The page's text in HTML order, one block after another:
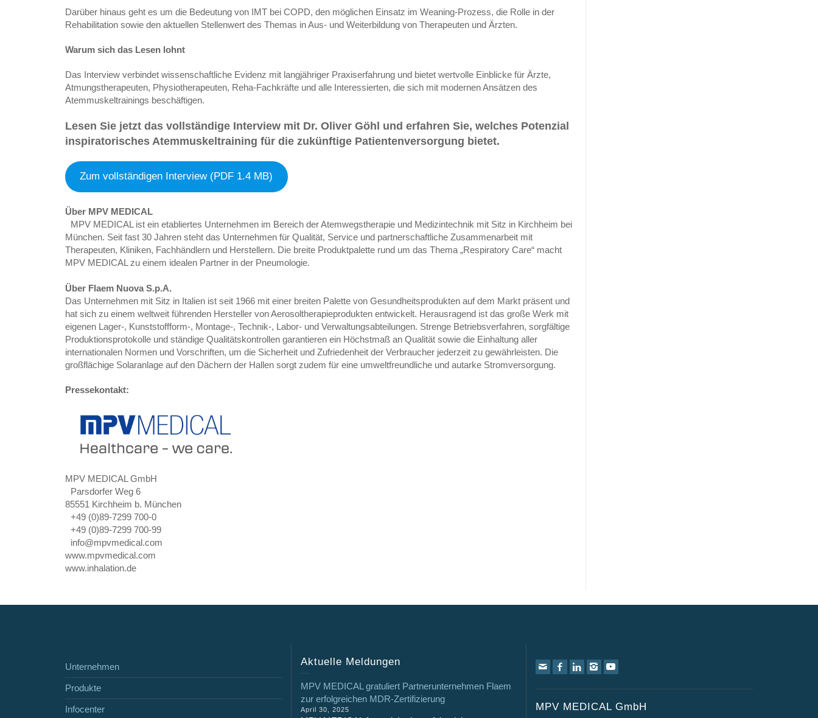
Darüber hinaus geht es um die Bedeutung von IMT bei COPD, den möglichen Einsatz im Weaning-Prozess, die Rolle in der
Rehabilitation sowie den aktuellen Stellenwert des Themas in Aus- und Weiterbildung von Therapeuten und Ärzten.
Warum sich das Lesen lohnt
Das Interview verbindet wissenschaftliche Evidenz mit langjähriger Praxiserfahrung und bietet wertvolle Einblicke für Ärzte,
Atmungstherapeuten, Physiotherapeuten, Reha-Fachkräfte und alle Interessierten, die sich mit modernen Ansätzen des
Atemmuskeltrainings beschäftigen.
Lesen Sie jetzt das vollständige Interview mit Dr. Oliver Göhl und erfahren Sie, welches Potenzial
inspiratorisches Atemmuskeltraining für die zukünftige Patientenversorgung bietet.
Zum vollständigen Interview (PDF 1.4 MB)
Über MPV MEDICAL
MPV MEDICAL ist ein etabliertes Unternehmen im Bereich der Atemwegstherapie und Medizintechnik mit Sitz in Kirchheim bei
München. Seit fast 30 Jahren steht das Unternehmen für Qualität, Service und partnerschaftliche Zusammenarbeit mit
Therapeuten, Kliniken, Fachhändlern und Herstellern. Die breite Produktpalette rund um das Thema „Respiratory Care“ macht
MPV MEDICAL zu einem idealen Partner in der Pneumologie.
Über Flaem Nuova S.p.A.
Das Unternehmen mit Sitz in Italien ist seit 1966 mit einer breiten Palette von Gesundheitsprodukten auf dem Markt präsent und
hat sich zu einem weltweit führenden Hersteller von Aerosoltherapieprodukten entwickelt. Herausragend ist das große Werk mit
eigenen Lager-, Kunststoffform-, Montage-, Technik-, Labor- und Verwaltungsabteilungen. Strenge Betriebsverfahren, sorgfältige
Produktionsprotokolle und ständige Qualitätskontrollen garantieren ein Höchstmaß an Qualität sowie die Einhaltung aller
internationalen Normen und Vorschriften, um die Sicherheit und Zufriedenheit der Verbraucher jederzeit zu gewährleisten. Die
großflächige Solaranlage auf den Dächern der Hallen sorgt zudem für eine umweltfreundliche und autarke Stromversorgung.
Pressekontakt:
MPV MEDICAL GmbH
Parsdorfer Weg 6
85551 Kirchheim b. München
+49 (0)89-7299 700-0
+49 (0)89-7299 700-99
info@mpvmedical.com
www.mpvmedical.com
www.inhalation.de
Unternehmen
Produkte
Infocenter
Aktuelle Meldungen
MPV MEDICAL gratuliert Partnerunternehmen Flaem
zur erfolgreichen MDR-Zertifizierung
April 30, 2025 MPV MEDICAL GmbH